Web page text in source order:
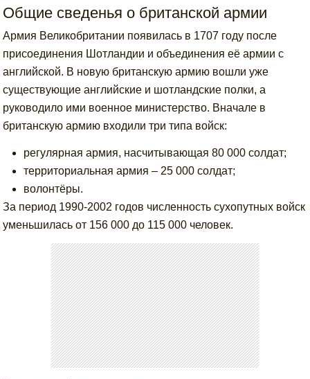
Общие сведенья о британской армии
Армия Великобритании появилась в 1707 году после
присоединения Шотландии и объединения её армии с
английской. В новую британскую армию вошли уже
существующие английские и шотландские полки, а
руководило ими военное министерство. Вначале в
британскую армию входили три типа войск:
регулярная армия, насчитывающая 80 000 солдат;
территориальная армия – 25 000 солдат;
волонтёры.
За период 1990-2002 годов численность сухопутных войск
уменьшилась от 156 000 до 115 000 человек.